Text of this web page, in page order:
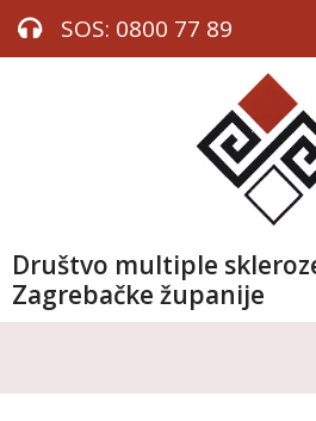
SOS: 0800 77 89
Društvo multiple
Zagrebačke županije